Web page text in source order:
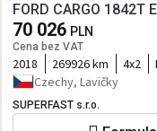
FORD CARGO
70 026 PLN
Cena bez VAT
2018 269926 km 4x2
Czechy, Lavičky
SUPERFAST s.r.o.